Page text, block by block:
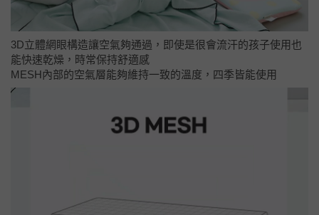
3D立體網眼構造讓空氣夠通過，即使是很會流汗的孩子使用也
能快速乾燥，時常保持舒適感
MESH內部的空氣層能夠維持一致的溫度，四季皆能使用